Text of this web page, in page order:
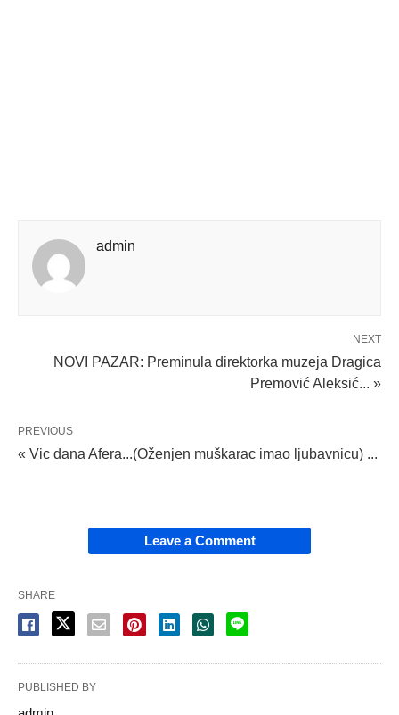
admin
NEXT
NOVI PAZAR: Preminula direktorka muzeja Dragica
Premović Aleksić... »
PREVIOUS
« Vic dana Afera...(Oženjen muškarac imao ljubavnicu) ...
Leave a Comment
SHARE
PUBLISHED BY